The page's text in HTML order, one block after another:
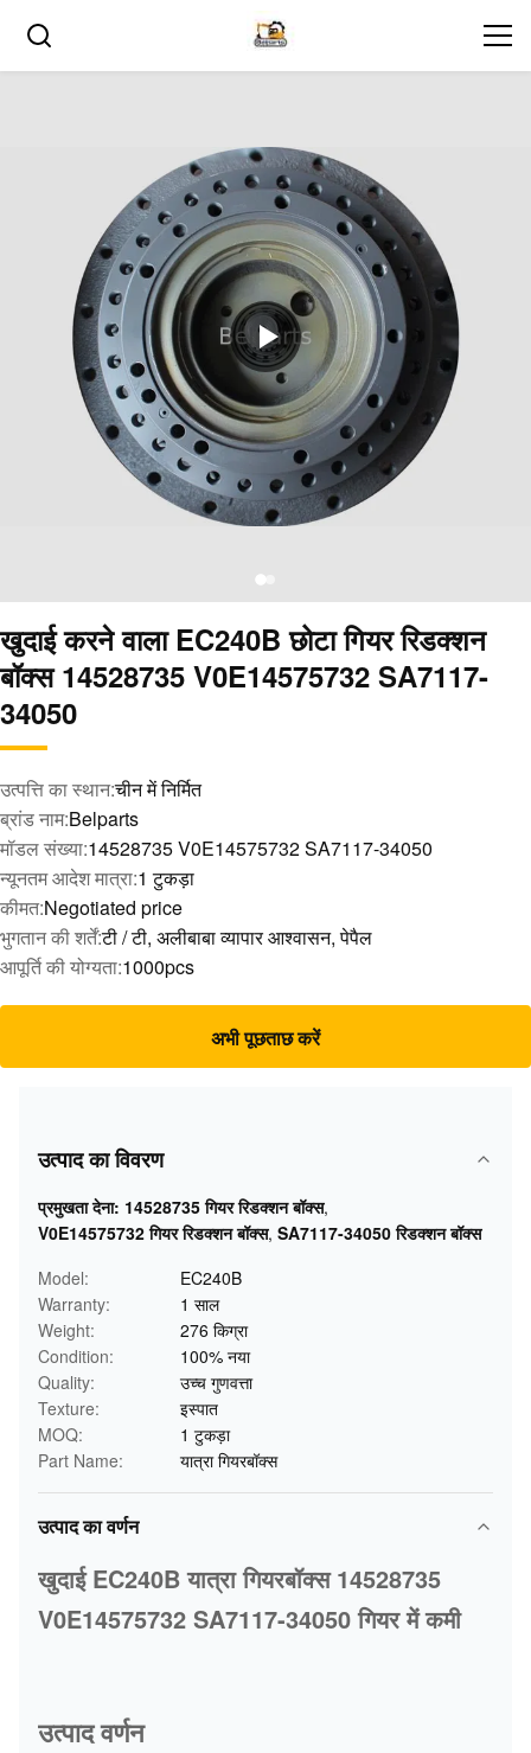
खुदाई करने वाला EC240B छोटा गियर रिडक्शन
बॉक्स 14528735 V0E14575732 SA7117-
34050
उत्पत्ति का स्थान:चीन में निर्मित
ब्रांड नाम:Belparts
मॉडल संख्या:14528735 V0E14575732 SA7117-34050
न्यूनतम आदेश मात्रा:1 टुकड़ा
कीमत:Negotiated price
भुगतान की शर्तें:टी / टी, अलीबाबा व्यापार आश्वासन, पेपैल
आपूर्ति की योग्यता:1000pcs
अभी पूछताछ करें
उत्पाद का विवरण
प्रमुखता देना: 14528735 गियर रिडक्शन बॉक्स,
V0E14575732 गियर रिडक्शन बॉक्स, SA7117-34050 रिडक्शन बॉक्स
Model:
EC240B
Warranty:
1 साल
Weight:
276 किग्रा
Condition:
100% नया
Quality:
उच्च गुणवत्ता
Texture:
इस्पात
MOQ:
1 टुकड़ा
Part Name:
यात्रा गियरबॉक्स
उत्पाद का वर्णन
खुदाई EC240B यात्रा गियरबॉक्स 14528735
V0E14575732 SA7117-34050 गियर में कमी
उत्पाद वर्णन